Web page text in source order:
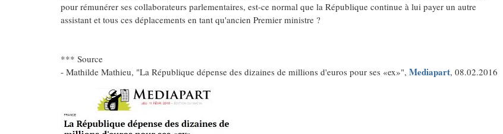
pour rémunérer ses collaborateurs parlementaires, est-ce normal que la République continue à lui payer un autre
assistant et tous ces déplacements en tant qu'ancien Premier ministre ?
*** Source
- Mathilde Mathieu, "La République dépense des dizaines de millions d'euros pour ses «ex»", Mediapart, 08.02.2016